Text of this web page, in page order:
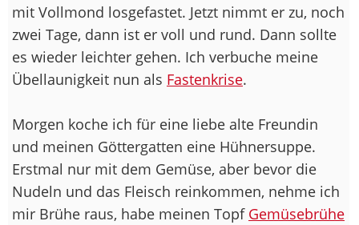
mit Vollmond losgefastet. Jetzt nimmt er zu, noch
zwei Tage, dann ist er voll und rund. Dann sollte
es wieder leichter gehen. Ich verbuche meine
Übellaunigkeit nun als Fastenkrise.
Morgen koche ich für eine liebe alte Freundin
und meinen Göttergatten eine Hühnersuppe.
Erstmal nur mit dem Gemüse, aber bevor die
Nudeln und das Fleisch reinkommen, nehme ich
mir Brühe raus, habe meinen Topf Gemüsebrühe